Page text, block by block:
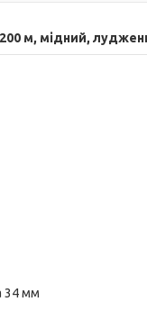
м, мідний,
34 мм